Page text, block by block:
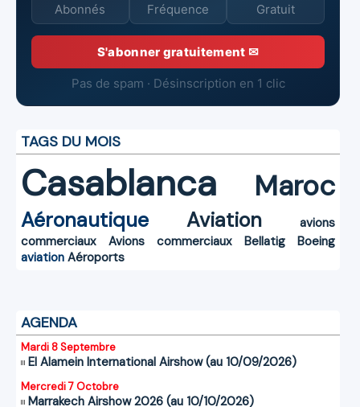
Abonnés
Fréquence
Gratuit
S'abonner gratuitement ✉
Pas de spam · Désinscription en 1 clic
TAGS DU MOIS
Casablanca Maroc
Aéronautique Aviation
avions
commerciaux
Avions commerciaux Bellatig
Boeing
aviation Aéroports
AGENDA
Mardi 8 Septembre
El Alamein International Airshow (au 10/09/2026)
Mercredi 7 Octobre
Marrakech Airshow 2026 (au 10/10/2026)